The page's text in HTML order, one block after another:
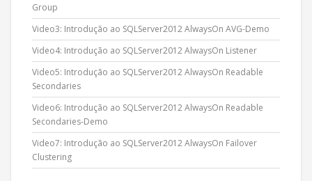
Group
Video3: Introdução ao SQLServer2012 AlwaysOn AVG-Demo
Video4: Introdução ao SQLServer2012 AlwaysOn Listener
Video5: Introdução ao SQLServer2012 AlwaysOn Readable
Secondaries
Video6: Introdução ao SQLServer2012 AlwaysOn Readable
Secondaries-Demo
Video7: Introdução ao SQLServer2012 AlwaysOn Failover
Clustering